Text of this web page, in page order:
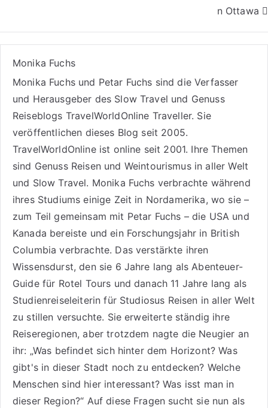
n Ottawa
Monika Fuchs
Monika Fuchs und Petar Fuchs sind die Verfasser
und Herausgeber des Slow Travel und Genuss
Reiseblogs TravelWorldOnline Traveller. Sie
veröffentlichen dieses Blog seit 2005.
TravelWorldOnline ist online seit 2001. Ihre Themen
sind Genuss Reisenund Weintourismusin aller Welt
und Slow Travel. Monika Fuchs verbrachte während
ihres Studiums einige Zeit in Nordamerika, wo sie –
zum Teil gemeinsam mit Petar Fuchs – die USA und
Kanada bereiste und ein Forschungsjahr in British
Columbia verbrachte. Das verstärkte ihren
Wissensdurst, den sie 6 Jahre lang alsAbenteuer-
Guide für Rotel Tours und danach 11 Jahre lang als
Studienreiseleiterin für Studiosus Reisen in aller Welt
zu stillen versuchte. Sie erweiterte ständig ihre
Reiseregionen, aber trotzdem nagte die Neugier an
ihr: „Was befindet sich hinter dem Horizont? Was
gibt's in dieser Stadt noch zu entdecken? Welche
Menschen sind hier interessant? Was isst man in
dieser Region?“ Auf diese Fragen sucht sie nun als